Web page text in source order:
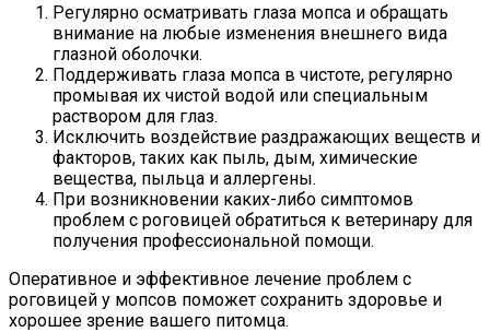
Регулярно осматривать глаза мопса и обращать
внимание на любые изменения внешнего вида
глазной оболочки.
Поддерживать глаза мопса в чистоте, регулярно
промывая их чистой водой или специальным
раствором для глаз.
Исключить воздействие раздражающих веществ и
факторов, таких как пыль, дым, химические
вещества, пыльца и аллергены.
При возникновении каких-либо симптомов
проблем с роговицей обратиться к ветеринару для
получения профессиональной помощи.
Оперативное и эффективное лечение проблем с
роговицей у мопсов поможет сохранить здоровье и
хорошее зрение вашего питомца.